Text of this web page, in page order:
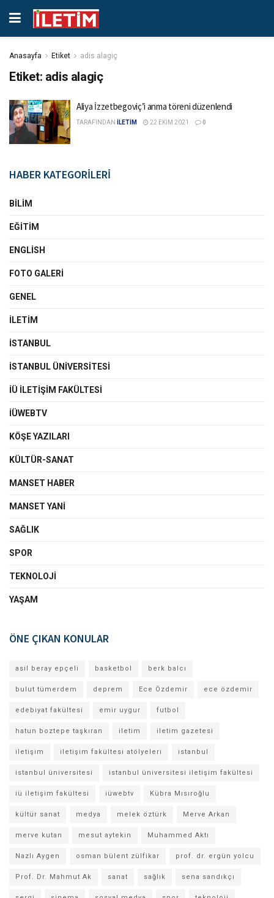
Anasayfa Etiket adis alagiç
Etiket: adis alagiç
Aliya İzzetbegoviç’i anma töreni düzenlendi
TARAFINDAN İLETİM 22 EKIM 2021 0
HABER KATEGORİLERİ
BILIM
EĞITIM
ENGLISH
FOTO GALERI
GENEL
İLETIM
İSTANBUL
İSTANBUL ÜNIVERSITESI
İÜ İLETIŞIM FAKÜLTESI
İÜWEBTV
KÖŞE YAZILARI
KÜLTÜR-SANAT
MANSET HABER
MANSET YANI
SAĞLIK
SPOR
TEKNOLOJI
YAŞAM
ÖNE ÇIKAN KONULAR
asil beray epçeli basketbol berk balcı
bulut tümerdem deprem Ece Özdemir ece özdemir
edebiyat fakültesi emir uygur futbol
hatun boztepe taşkıran iletim iletim gazetesi
iletişim iletişim fakültesi atölyeleri istanbul
istanbul üniversitesi istanbul üniversitesi iletişim fakültesi
iü iletişim fakültesi iüwebtv Kübra Mısıroğlu
kültür sanat medya melek öztürk Merve Arkan
merve kutan mesut aytekin Muhammed Aktı
Nazlı Aygen osman bülent zülfikar prof. dr. ergün yolcu
Prof. Dr. Mahmut Ak sanat sağlık sena sandıkçı